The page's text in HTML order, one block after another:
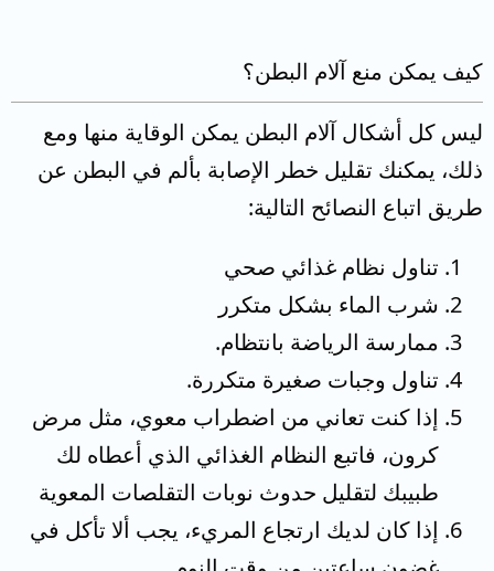
كيف يمكن منع آلام البطن؟
ليس كل أشكال آلام البطن يمكن الوقاية منها ومع
ذلك، يمكنك تقليل خطر الإصابة بألم في البطن عن
طريق اتباع النصائح التالية:
تناول نظام غذائي صحي
شرب الماء بشكل متكرر
ممارسة الرياضة بانتظام.
تناول وجبات صغيرة متكررة.
إذا كنت تعاني من اضطراب معوي، مثل مرض
كرون، فاتبع النظام الغذائي الذي أعطاه لك
طبيبك لتقليل حدوث نوبات التقلصات المعوية
إذا كان لديك ارتجاع المريء، يجب ألا تأكل في